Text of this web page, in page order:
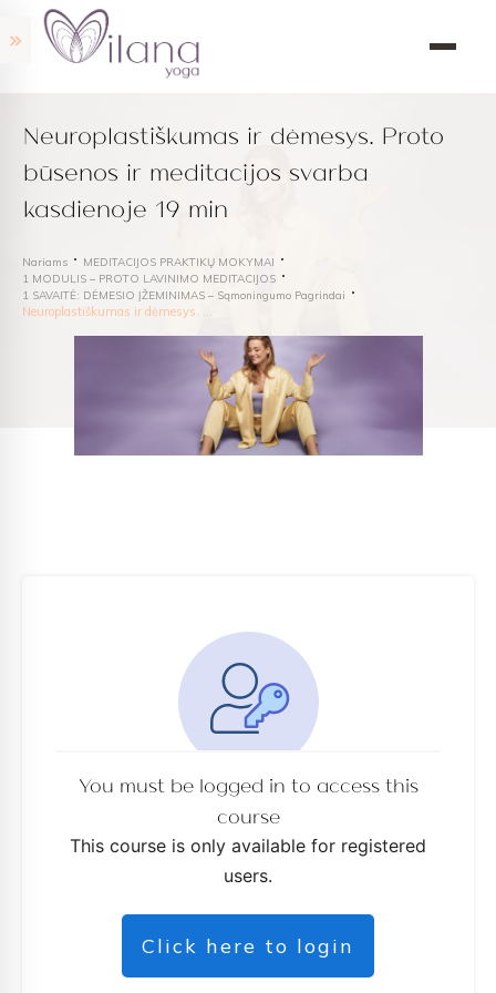
Neuroplastiškumas ir dėmesys. Proto
būsenos ir meditacijos svarba
kasdienoje 19 min
Nariams
MEDITACIJOS PRAKTIKŲ MOKYMAI
1 MODULIS – PROTO LAVINIMO MEDITACIJOS
1 SAVAITĖ: DĖMESIO ĮŽEMINIMAS – Sąmoningumo Pagrindai
Neuroplastiškumas ir dėmesys. Proto būsenos ir meditacijos svarba kasdienoje 19 min
You must be logged in to access this
course
This course is only available for registered
users.
Click here to login